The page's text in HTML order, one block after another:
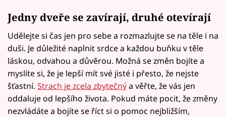
Jedny dveře se zavírají, druhé otevírají
Udělejte si čas jen pro sebe a rozmazlujte se na těle i na
duši. Je důležité naplnit srdce a každou buňku v těle
láskou, odvahou a důvěrou. Možná se změn bojíte a
myslíte si, že je lepší mít své jisté i přesto, že nejste
šťastní. Strach je zcela zbytečnýa věřte, že vás jen
oddaluje od lepšího života. Pokud máte pocit, že změny
nezvládáte a bojíte se říct si o pomoc nejbližším,